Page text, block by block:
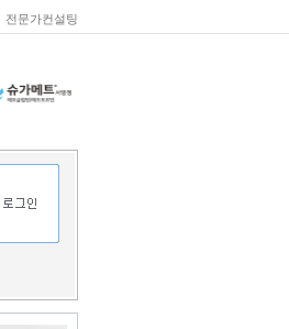
전문가컨설팅